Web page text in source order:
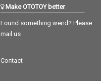
Make OTOTOY better
Found something weird? Please
mail us
Contact